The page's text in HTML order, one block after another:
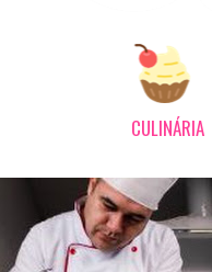
CULINÁRIA